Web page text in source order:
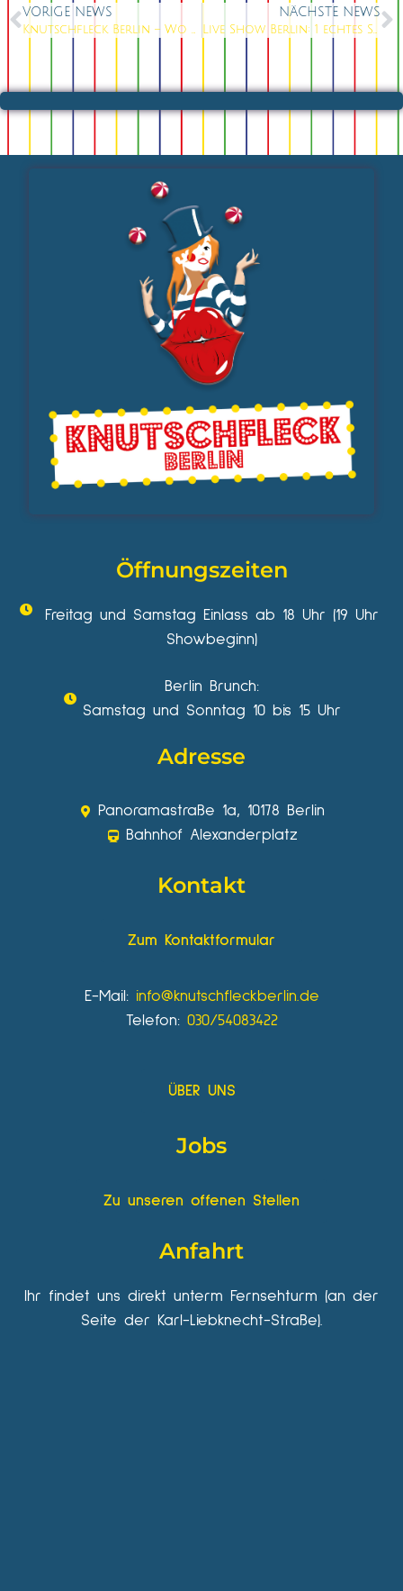
VORIGE NEWS
Knutschfleck Berlin – Wo Firmenfeiern zur Show werden statt zur Pflichtveranstaltung
NÄCHSTE NEWS
Live Show Berlin: 1 echtes Spektakel hautnah erleben
Öffnungszeiten
Freitag und Samstag Einlass ab 18 Uhr (19 Uhr
Showbeginn)
Berlin Brunch:
Samstag und Sonntag 10 bis 15 Uhr
Adresse
Panoramastraße 1a, 10178 Berlin
Bahnhof Alexanderplatz
Kontakt
Zum Kontaktformular
E-Mail: info@knutschfleckberlin.de
Telefon: 030/54083422
ÜBER UNS
Jobs
Zu unseren offenen Stellen
Anfahrt
Ihr findet uns direkt unterm Fernsehturm (an der
Seite der Karl-Liebknecht-Straße).